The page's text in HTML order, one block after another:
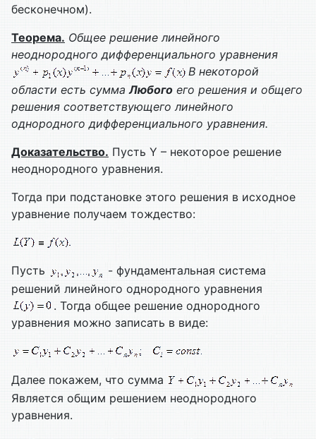
бесконечном).
Теорема. Общее решение линейного
неоднородного дифференциального уравнения
В некоторой
области есть сумма Любого его решения и общего
решения соответствующего линейного
однородного дифференциального уравнения.
Доказательство. Пусть Y – некоторое решение
неоднородного уравнения.
Тогда при подстановке этого решения в исходное
уравнение получаем тождество:
Пусть
- фундаментальная система
решений линейного однородного уравнения
. Тогда общее решение однородного
уравнения можно записать в виде:
Далее покажем, что сумма
Является общим решением неоднородного
уравнения.